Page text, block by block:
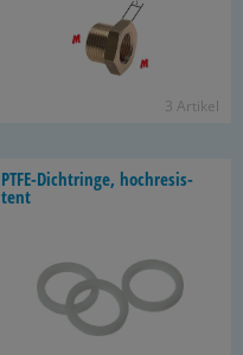
3 Ar­ti­kel
PTFE-​Dichtringe, hoch­re­sis­
tent